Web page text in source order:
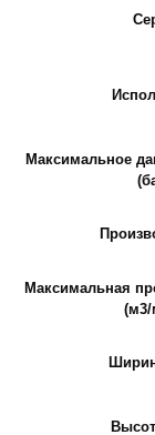
Максимальное
Максимальная